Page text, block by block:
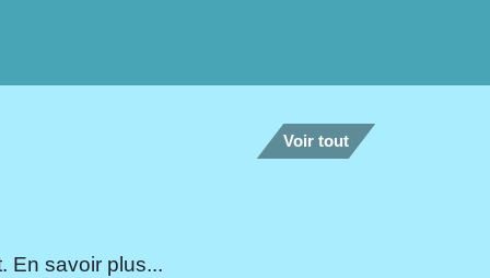
Voir tout
En savoir plus...